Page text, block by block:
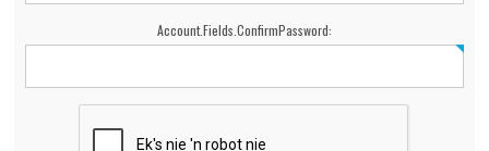
Account.Fields.ConfirmPassword: